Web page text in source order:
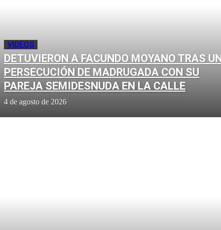
VIDEOS
DETUVIERON A FACUNDO MOYANO TRAS
PERSECUCIÓN DE MADRUGADA CON SU
PAREJA SEMIDESNUDA EN LA CALLE
4 de agosto de 2026